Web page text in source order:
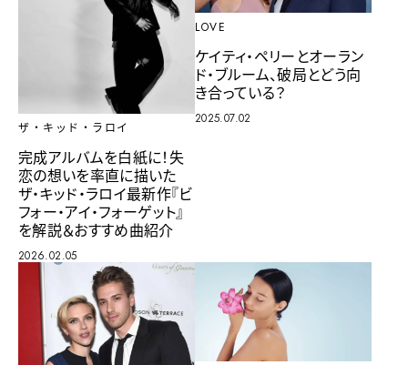
ザ・キッド・ラロイ
完成アルバムを白紙に！失
恋の想いを率直に描いた
ザ・キッド・ラロイ最新作『ビ
フォー・アイ・フォーゲット』
を解説＆おすすめ曲紹介
2026.02.05
LOVE
ケイティ・ペリーとオーラン
ド・ブルーム、破局とどう向
き合っている？
2025.07.02